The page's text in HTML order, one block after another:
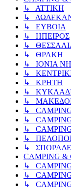
↳ ΑΤΤΙΚΗ
↳
↳ ΕΥΒΟΙΑ
↳ ΗΠΕΙΡΟΣ
↳
↳ ΘΡΑΚΗ
↳ ΙΟΝΙΑ
↳
↳ ΚΡΗΤΗ
↳
↳
↳
↳
↳
↳
↳
CAMPING &
↳
↳
↳